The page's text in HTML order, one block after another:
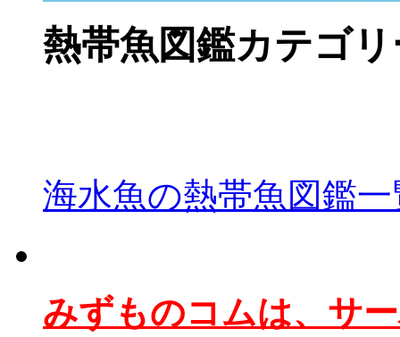
熱帯魚図鑑カテゴ
海水魚の熱帯魚図鑑
みずものコムは、サ